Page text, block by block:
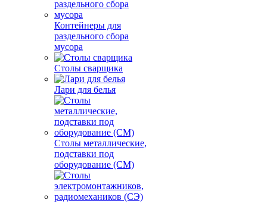
Контейнеры для
раздельного сбора
мусора
Столы сварщика
Лари для белья
Столы металлические,
подставки под
оборудование (СМ)